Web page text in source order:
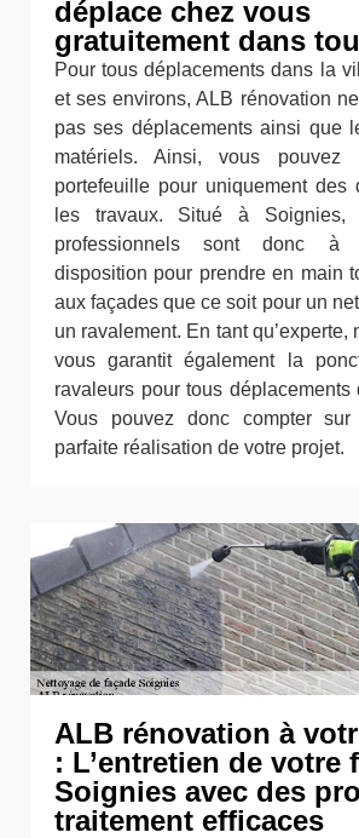
déplace chez vous
gratuitement dans
Pour tous déplacements dans la
et ses environs, ALB rénovation
pas ses déplacements ainsi que
matériels. Ainsi, vous pouvez
portefeuille pour uniquement des
les travaux. Situé à Soignies,
professionnels sont donc à
disposition pour prendre en main
aux façades que ce soit pour un
un ravalement. En tant qu’experte,
vous garantit également la
ravaleurs pour tous déplacements
Vous pouvez donc compter
parfaite réalisation de votre projet.
ALB rénovation à
: L’entretien de votre
Soignies avec des
traitement efficaces